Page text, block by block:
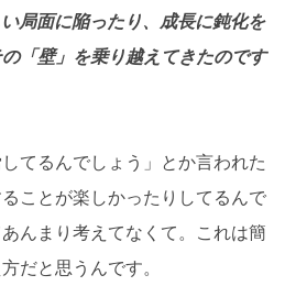
局面に陥ったり、成長に鈍化を
「壁」を乗り越えてきたのです
てるんでしょう」とか言われた
ことが楽しかったりしてるんで
んまり考えてなくて。これは簡
だと思うんです。